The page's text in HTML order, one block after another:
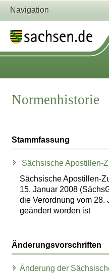
Navigation
Normenhistorie
Stammfassung
Sächsische Apostillen-
Sächsische Apostillen-
15. Januar 2008
die Verordnung vom 28.
geändert worden ist
Änderungsvorschriften
Änderung der